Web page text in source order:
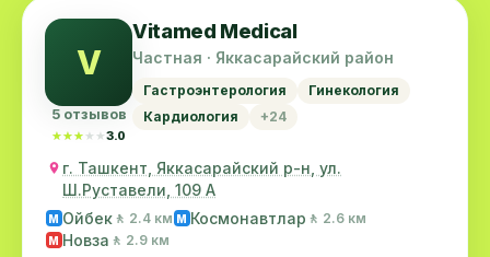
V
5 отзывов
★★★★★
★★★★★3.0
Vitamed Medical
Частная · Яккасарайский район
Гастроэнтерология
Гинекология
Кардиология
+24
г. Ташкент, Яккасарайский р-н, ул.
Ш.Руставели, 109 А
M Ойбек 🚶 2.4 км M Космонавтлар 🚶 2.6 км
M Новза 🚶 2.9 км